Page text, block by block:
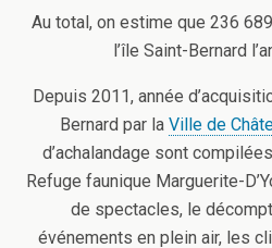
Au total, on estime que 236
l’île Saint-Bernard
Depuis 2011, année
Bernard par la Ville de
d’achalandage sont
Refuge faunique Marguerite-
de spectacles, le
événements en plein air, les